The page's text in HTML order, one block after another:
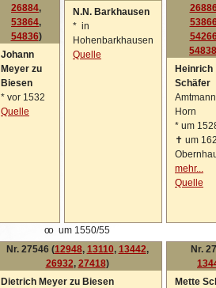
26884,
53864,
54836)
Johann
Meyer zu
Biesen
* vor 1532
Quelle
N.N. Barkhausen
* in
Hohenbarkhausen
Quelle
54838
Heinrich
Schäfer
Horn
* um
✝ um
mehr...
Quelle
oo um 1550/55
Nr. 27546 (12948, 13110, 13442,
26932, 27418)
Dietrich Meyer zu Biesen
Nr.
Mette